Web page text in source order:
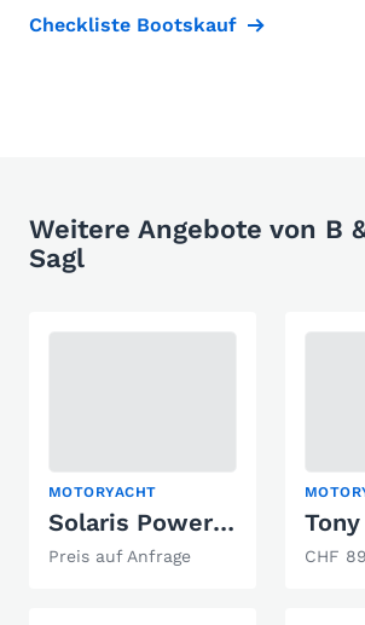
Checkliste Bootskauf
Weitere Angebote von B
Sagl
MOTORYACHT
Solaris Power 40 Open
Preis auf Anfrage CHF